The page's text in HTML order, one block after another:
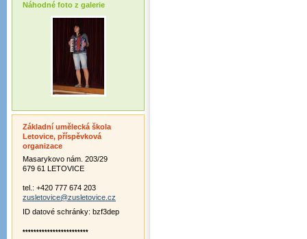
Náhodné foto z galerie
Základní umělecká škola
Letovice, příspěvková
organizace
Masarykovo nám. 203/29
679 61 LETOVICE
tel.: +420 777 674 203
zusletovice@zusletovice.cz
ID datové schránky: bzf3dep
************************